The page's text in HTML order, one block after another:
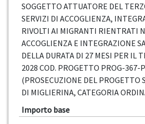
SOGGETTO ATTUATORE DEL
SERVIZI DI ACCOGLIENZA,
RIVOLTI AI MIGRANTI RIENTRATI
ACCOGLIENZA E INTEGRAZIONE
DELLA DURATA DI 27 MESI PER IL
2028 COD. PROGETTO PROG-367-
(PROSECUZIONE DEL PROGETTO
DI MIGLIERINA, CATEGORIA
Importo base